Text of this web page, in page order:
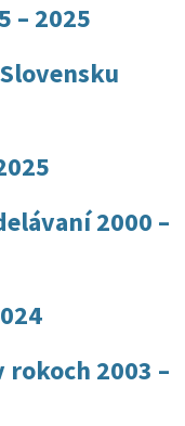
– 2025
2000 –
2003 –